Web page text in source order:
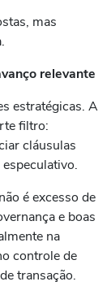
mas
relevante
estratégicas. A
filtro:
cláusulas
é excesso de
e boas
na
controle de
transação.